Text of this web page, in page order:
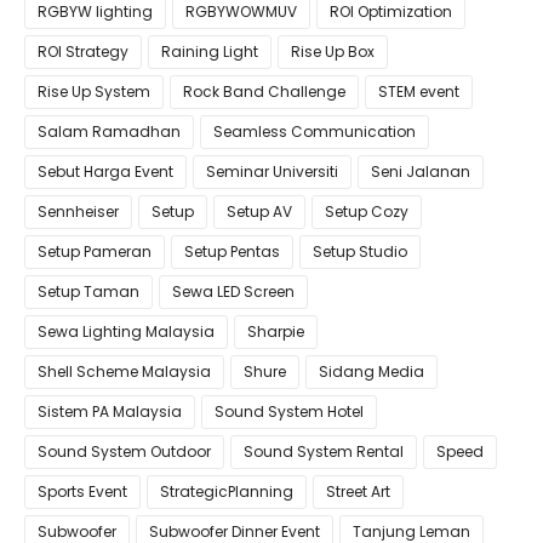
RGBYW lighting
RGBYWOWMUV
ROI Optimization
ROI Strategy
Raining Light
Rise Up Box
Rise Up System
Rock Band Challenge
STEM event
Salam Ramadhan
Seamless Communication
Sebut Harga Event
Seminar Universiti
Seni Jalanan
Sennheiser
Setup Setup AV
Setup Cozy
Setup Pameran
Setup Pentas
Setup Studio
Setup Taman
Sewa LED Screen
Sewa Lighting Malaysia
Sharpie
Shell Scheme Malaysia
Shure
Sidang Media
Sistem PA Malaysia
Sound System Hotel
Sound System Outdoor
Sound System Rental
Speed
Sports Event
StrategicPlanning
Street Art
Subwoofer
Subwoofer Dinner Event
Tanjung Leman